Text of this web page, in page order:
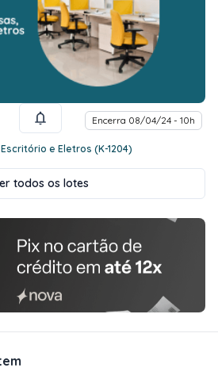
Encerra 08/04/24 - 10h
e Eletros (K-1204)
todos os lotes